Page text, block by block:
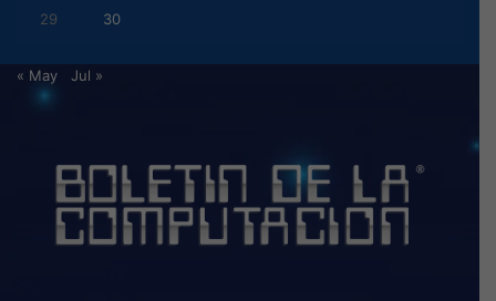
29 30
« May Jul »